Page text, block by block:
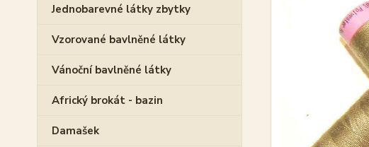
Jednobarevné látky zbytky
Vzorované bavlněné látky
Vánoční bavlněné látky
Africký brokát - bazin
Damašek